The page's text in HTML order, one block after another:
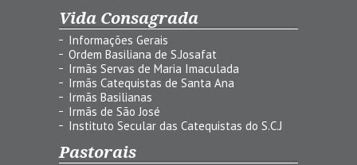
Vida Consagrada
Informações Gerais
Ordem Basiliana de S.Josafat
Irmãs Servas de Maria Imaculada
Irmãs Catequistas de Santa Ana
Irmãs Basilianas
Irmãs de São José
Instituto Secular das Catequistas do S.C.J
Pastorais